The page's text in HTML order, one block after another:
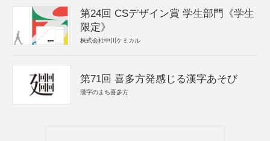
第24回 CSデザイン賞 学生部門《学生
限定》
株式会社中川ケミカル
第71回 喜多方発感じる漢字あそび
漢字のまち喜多方